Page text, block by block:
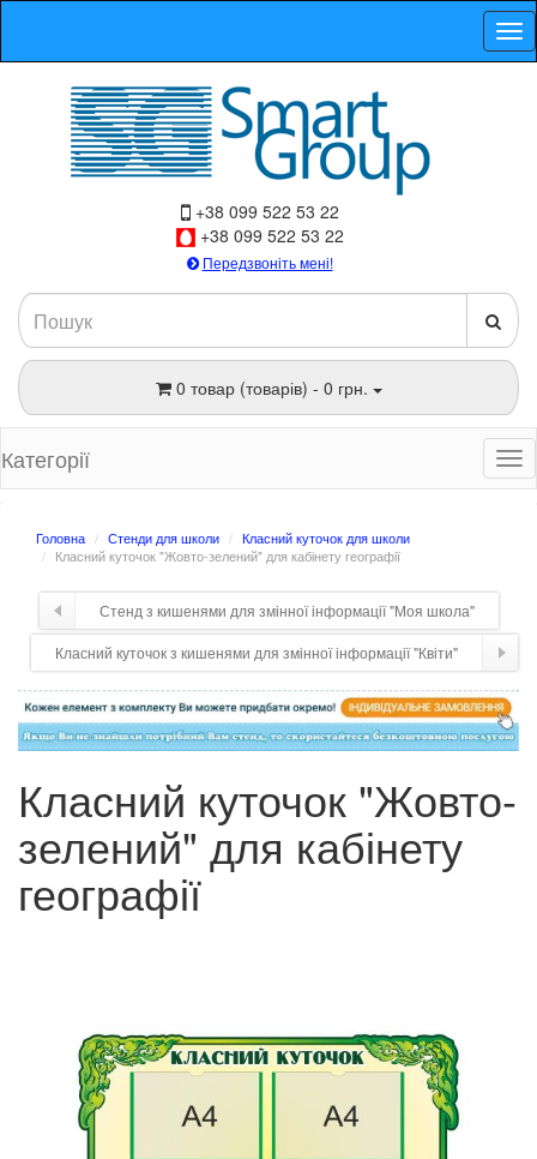
+38 099 522 53 22
+38 099 522 53 22
Передзвоніть мені!
0 товар (товарів) - 0 грн.
Категорії
Головна Стенди для школи
Класний куточок для школи
Класний куточок "Жовто-зелений" для кабінету географії
Стенд з кишенями для змінної інформації "Моя школа"
Класний куточок з кишенями для змінної інформації "Квіти"
Класний куточок "Жовто-
зелений" для кабінету
географії